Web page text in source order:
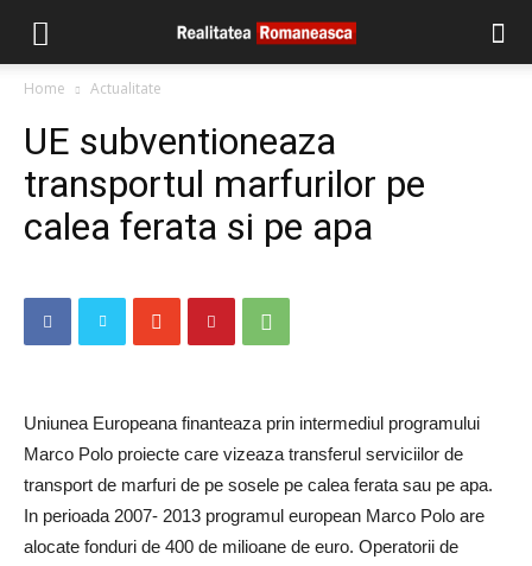
Home Actualitate
UE subventioneaza
transportul marfurilor pe
calea ferata si pe apa
Uniunea Europeana finanteaza prin intermediul programului
Marco Polo proiecte care vizeaza transferul serviciilor de
transport de marfuri de pe sosele pe calea ferata sau pe apa.
In perioada 2007- 2013 programul european Marco Polo are
alocate fonduri de 400 de milioane de euro. Operatorii de